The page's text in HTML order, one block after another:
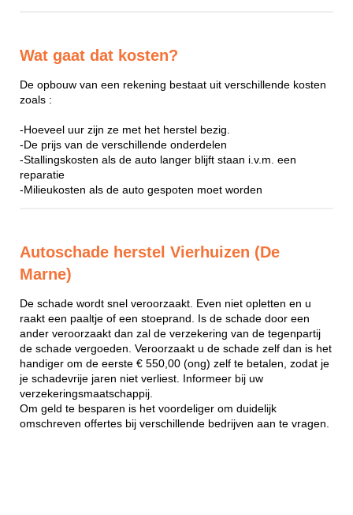
Wat gaat dat kosten?
De opbouw van een rekening bestaat uit verschillende kosten
zoals :
-Hoeveel uur zijn ze met het herstel bezig.
-De prijs van de verschillende onderdelen
-Stallingskosten als de auto langer blijft staan i.v.m. een
reparatie
-Milieukosten als de auto gespoten moet worden
Autoschade herstel Vierhuizen (De
Marne)
De schade wordt snel veroorzaakt. Even niet opletten en u
raakt een paaltje of een stoeprand. Is de schade door een
ander veroorzaakt dan zal de verzekering van de tegenpartij
de schade vergoeden. Veroorzaakt u de schade zelf dan is het
handiger om de eerste € 550,00 (ong) zelf te betalen, zodat je
je schadevrije jaren niet verliest. Informeer bij uw
verzekeringsmaatschappij.
Om geld te besparen is het voordeliger om duidelijk
omschreven offertes bij verschillende bedrijven aan te vragen.